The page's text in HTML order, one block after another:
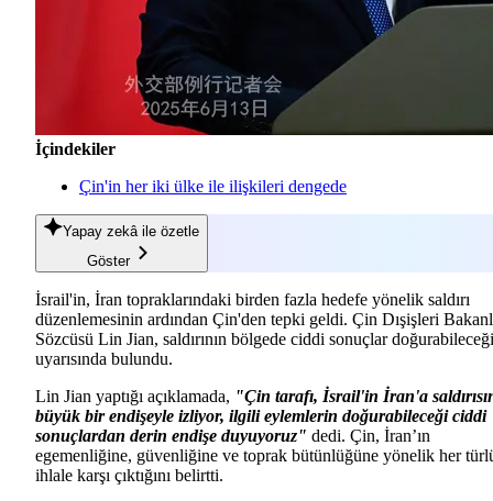
İçindekiler
Çin'in her iki ülke ile ilişkileri dengede
Yapay zekâ ile özetle
Göster
İsrail'in, İran topraklarındaki birden fazla hedefe yönelik saldırı
düzenlemesinin ardından Çin'den tepki geldi. Çin Dışişleri
Sözcüsü Lin Jian, saldırının bölgede ciddi sonuçlar doğurabileceği
uyarısında bulundu.
Lin Jian yaptığı açıklamada, "Çin tarafı, İsrail'in İran'a
büyük bir endişeyle izliyor, ilgili eylemlerin doğurabileceği ciddi
sonuçlardan derin endişe duyuyoruz" dedi. Çin, İran’ın
egemenliğine, güvenliğine ve toprak bütünlüğüne yönelik her
ihlale karşı çıktığını belirtti.